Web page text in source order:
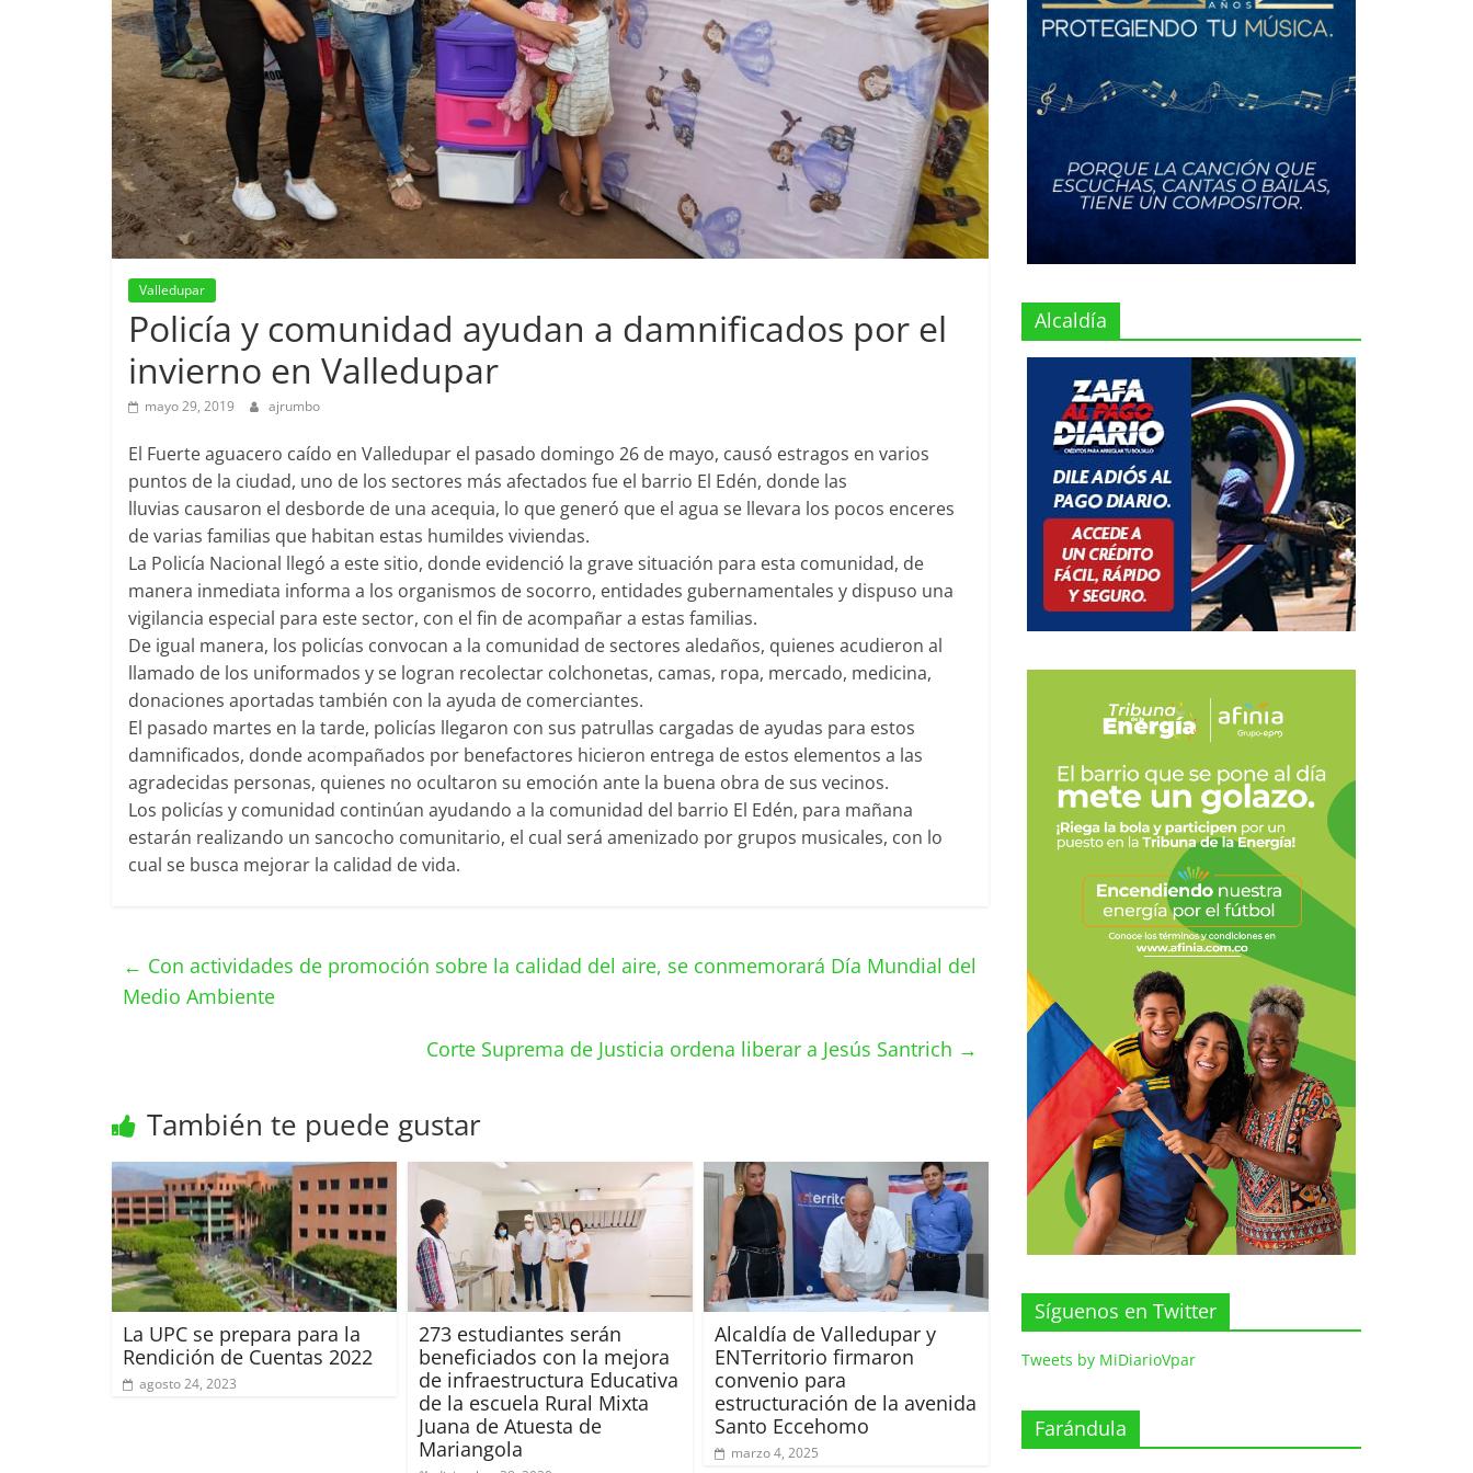
Valledupar
Policía y comunidad ayudan a damnificados por el
invierno en Valledupar
mayo 29, 2019 ajrumbo
El Fuerte aguacero caído en Valledupar el pasado domingo 26 de mayo, causó estragos en varios
puntos de la ciudad, uno de los sectores más afectados fue el barrio El Edén, donde las
lluvias causaron el desborde de una acequia, lo que generó que el agua se llevara los pocos enceres
de varias familias que habitan estas humildes viviendas.
La Policía Nacional llegó a este sitio, donde evidenció la grave situación para esta comunidad, de
manera inmediata informa a los organismos de socorro, entidades gubernamentales y dispuso una
vigilancia especial para este sector, con el fin de acompañar a estas familias.
De igual manera, los policías convocan a la comunidad de sectores aledaños, quienes acudieron al
llamado de los uniformados y se logran recolectar colchonetas, camas, ropa, mercado, medicina,
donaciones aportadas también con la ayuda de comerciantes.
El pasado martes en la tarde, policías llegaron con sus patrullas cargadas de ayudas para estos
damnificados, donde acompañados por benefactores hicieron entrega de estos elementos a las
agradecidas personas, quienes no ocultaron su emoción ante la buena obra de sus vecinos.
Los policías y comunidad continúan ayudando a la comunidad del barrio El Edén, para mañana
estarán realizando un sancocho comunitario, el cual será amenizado por grupos musicales, con lo
cual se busca mejorar la calidad de vida.
← Con actividades de promoción sobre la calidad del aire, se conmemorará Día Mundial del
Medio Ambiente
Corte Suprema de Justicia ordena liberar a Jesús Santrich →
También te puede gustar
La UPC se prepara para la
Rendición de Cuentas 2022
agosto 24, 2023
273 estudiantes serán
beneficiados con la mejora
de infraestructura Educativa
de la escuela Rural Mixta
Juana de Atuesta de
Mariangola
Alcaldía de Valledupar y
ENTerritorio firmaron
convenio para
estructuración de la avenida
Santo Eccehomo
marzo 4, 2025
Alcaldía
Síguenos en Twitter
Tweets by MiDiarioVpar
Farándula